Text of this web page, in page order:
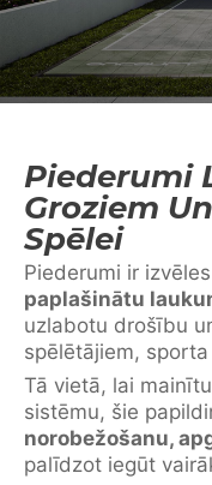
Piederumi
Groziem
Spēlei
Piederumi ir
paplašinātu
uzlabotu drošību
spēlētājiem,
Tā vietā, lai
sistēmu, šie
norobežošanu,
palīdzot iegūt